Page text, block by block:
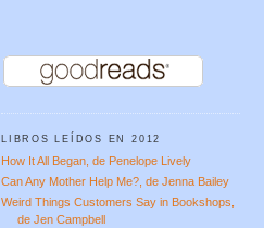
LIBROS LEÍDOS EN 2012
How It All Began, de Penelope Lively
Can Any Mother Help Me?, de Jenna Bailey
Weird Things Customers Say in Bookshops,
de Jen Campbell